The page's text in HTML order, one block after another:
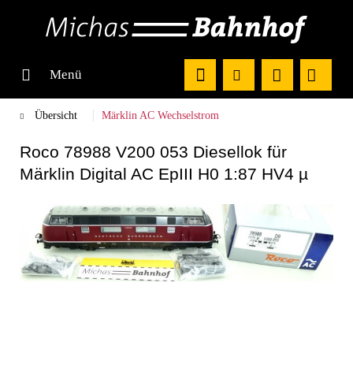
Menü
Übersicht Märklin AC Wechselstrom
Roco 78988 V200 053 Diesellok für
Märklin Digital AC EpIII H0 1:87 HV4 µ